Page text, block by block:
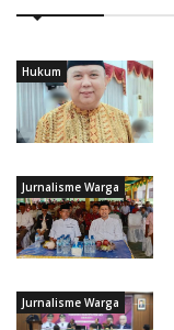
Hukum
Jurnalisme Warga
Jurnalisme Warga